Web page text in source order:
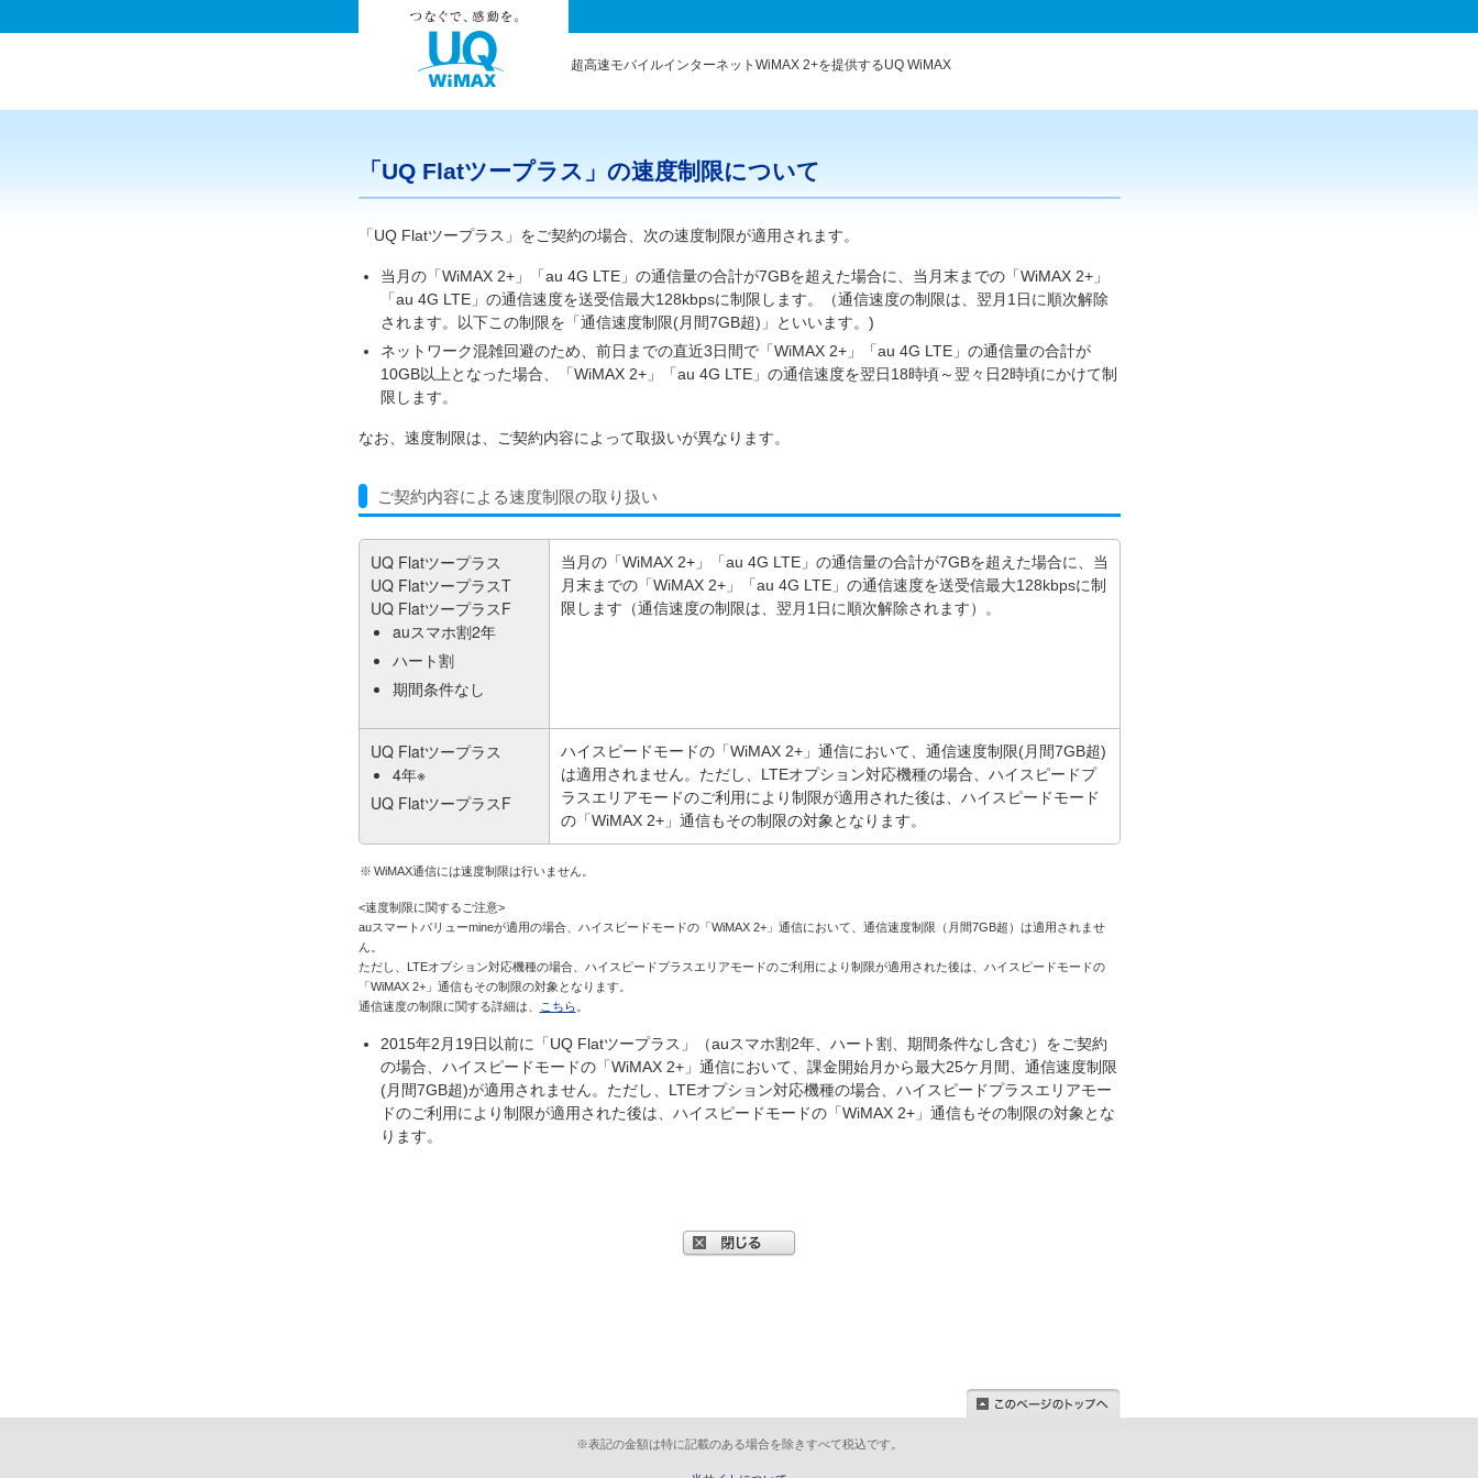
超高速モバイルインターネットWiMAX 2+を提供するUQ WiMAX
「UQ Flatツープラス」の速度制限について
「UQ Flatツープラス」をご契約の場合、次の速度制限が適用されます。
当月の「WiMAX 2+」「au 4G LTE」の通信量の合計が7GBを超えた場合に、当月末までの「WiMAX 2+」
「au 4G LTE」の通信速度を送受信最大128kbpsに制限します。（通信速度の制限は、翌月1日に順次解除
されます。以下この制限を「通信速度制限(月間7GB超)」といいます。)
ネットワーク混雑回避のため、前日までの直近3日間で「WiMAX 2+」「au 4G LTE」の通信量の合計が
10GB以上となった場合、「WiMAX 2+」「au 4G LTE」の通信速度を翌日18時頃～翌々日2時頃にかけて制
限します。
なお、速度制限は、ご契約内容によって取扱いが異なります。
ご契約内容による速度制限の取り扱い
UQ Flatツープラス
UQ FlatツープラスT
UQ FlatツープラスF
auスマホ割2年
ハート割
期間条件なし
当月の「WiMAX 2+」「au 4G LTE」の通信量の合計が7GBを超えた場合に、当
月末までの「WiMAX 2+」「au 4G LTE」の通信速度を送受信最大128kbpsに制
限します（通信速度の制限は、翌月1日に順次解除されます）。
UQ Flatツープラス
4年※
UQ FlatツープラスF
ハイスピードモードの「WiMAX 2+」通信において、通信速度制限(月間7GB超)
は適用されません。ただし、LTEオプション対応機種の場合、ハイスピードプ
ラスエリアモードのご利用により制限が適用された後は、ハイスピードモード
の「WiMAX 2+」通信もその制限の対象となります。
WiMAX通信には速度制限は行いません。
<速度制限に関するご注意>
auスマートバリューmineが適用の場合、ハイスピードモードの「WiMAX 2+」通信において、通信速度制限（月間7GB超）は適用されませ
ん。
ただし、LTEオプション対応機種の場合、ハイスピードプラスエリアモードのご利用により制限が適用された後は、ハイスピードモードの
「WiMAX 2+」通信もその制限の対象となります。
通信速度の制限に関する詳細は、
こちら
2015年2月19日以前に「UQ Flatツープラス」（auスマホ割2年、ハート割、期間条件なし含む）をご契約
の場合、ハイスピードモードの「WiMAX 2+」通信において、課金開始月から最大25ケ月間、通信速度制限
(月間7GB超)が適用されません。ただし、LTEオプション対応機種の場合、ハイスピードプラスエリアモー
ドのご利用により制限が適用された後は、ハイスピードモードの「WiMAX 2+」通信もその制限の対象とな
ります。
※表記の金額は特に記載のある場合を除きすべて税込です。